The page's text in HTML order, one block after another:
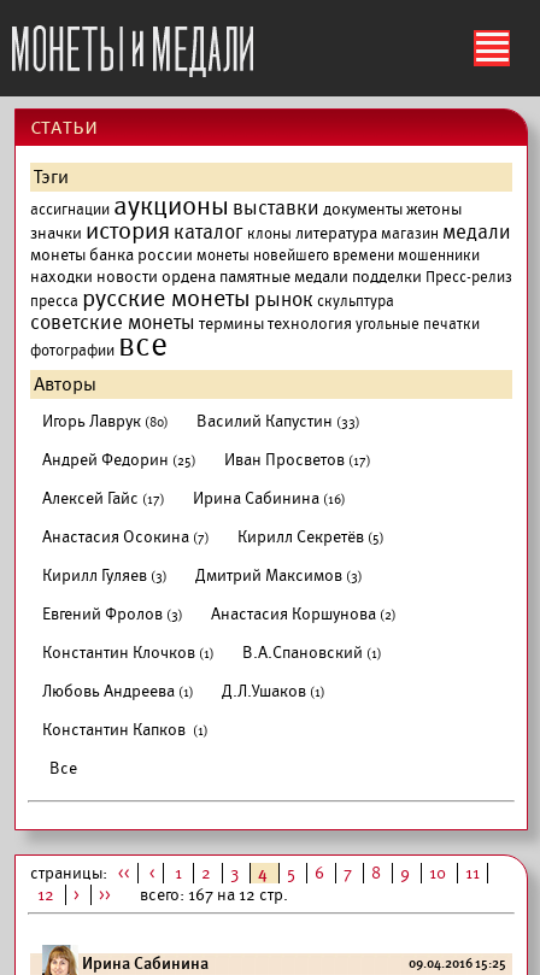
ś
cтатьи
Тэги
ассигнации аукционы выставки документыжетоны
значки история каталог клоны литературамагазин медали
монеты банка россии монеты новейшего временимошенники
находки новости ордена памятные медали подделки Пресс-релиз
пресса русские монеты рынок скульптура
советские монеты терминытехнология угольные печатки
фотографии все
Авторы
Игорь Лаврук (80) Василий Капустин (33)
Андрей Федорин (25) Иван Просветов (17)
Алексей Гайс (17) Ирина Сабинина (16)
Анастасия Осокина (7) Кирилл Секретёв (5)
Кирилл Гуляев (3) Дмитрий Максимов (3)
Евгений Фролов (3) Анастасия Коршунова (2)
Константин Клочков (1) В.А.Спановский (1)
Любовь Андреева (1) Д.Л.Ушаков (1)
Константин Капков (1)
Все
страницы: << < 1 2 3 4 5 6 7 8 9 10
11
12
> >> всего: 167 на 12 стр.
Ирина Сабинина 09.04.2016 15:25